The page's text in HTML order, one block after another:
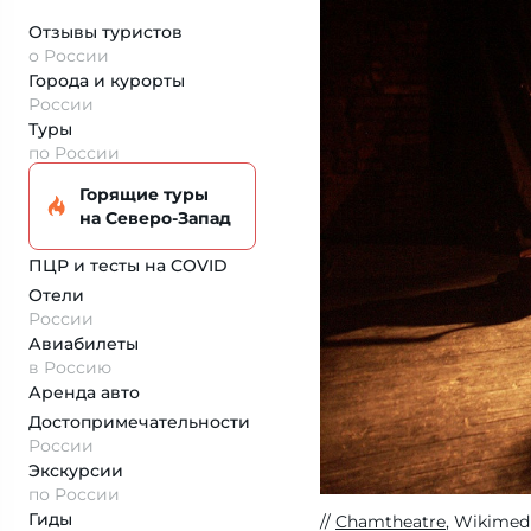
Отзывы туристов
о России
Города и курорты
России
Туры
по России
Горящие туры
на Северо-Запад
ПЦР и тесты на COVID
Отели
России
Авиабилеты
в Россию
Аренда авто
Достопримеча­тельности
России
Экскурсии
по России
Гиды
Chamtheatre,